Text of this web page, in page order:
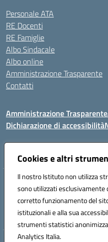
Cookies e altri
Il nostro Istituto non utilizza
sono utilizzati esclusivamente
corretto funzionamento del
istituzionali e alla sua
strumenti statistici
Analytics Italia.
Personale ATA
RE Docenti
RE Famiglie
Albo Sindacale
Albo online
Amministrazione Trasparente
Contatti
Amministrazione Trasparente
Dichiarazione di accessibilità
Codice fiscale: 81000450908
Telefono: 079714035 Fax:
Mail: SSIC80600X@istruzione.it